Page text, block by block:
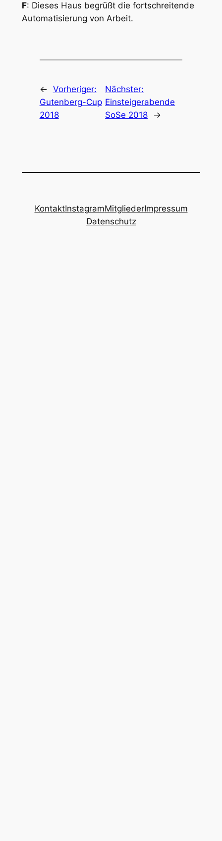
F: Dieses Haus begrüßt die fortschreitende
Automatisierung von Arbeit.
← Vorheriger:
Gutenberg-Cup
2018
Nächster:
Einsteigerabende
SoSe 2018
→
KontaktInstagramMitgliederImpressum
Datenschutz